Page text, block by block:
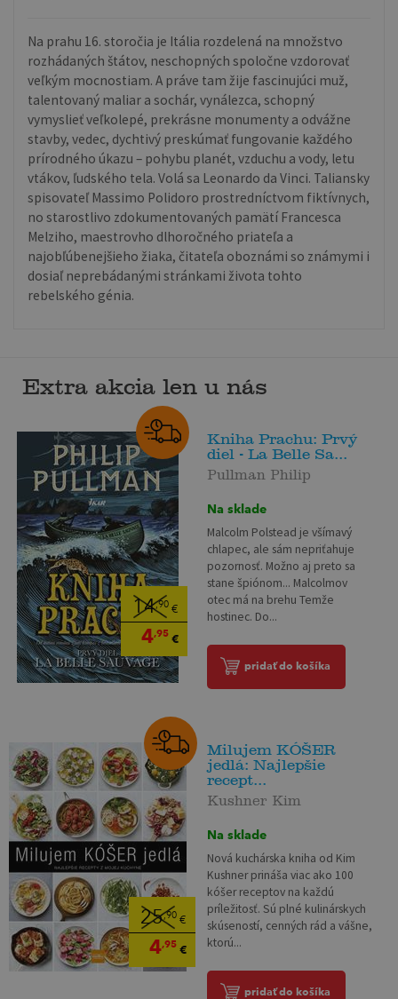
Na prahu 16. storočia je Itália rozdelená na množstvo
rozhádaných štátov, neschopných spoločne vzdorovať
veľkým mocnostiam. A práve tam žije fascinujúci muž,
talentovaný maliar a sochár, vynálezca, schopný
vymyslieť veľkolepé, prekrásne monumenty a odvážne
stavby, vedec, dychtivý preskúmať fungovanie každého
prírodného úkazu – pohybu planét, vzduchu a vody, letu
vtákov, ľudského tela. Volá sa Leonardo da Vinci. Taliansky
spisovateľ Massimo Polidoro prostredníctvom fiktívnych,
no starostlivo zdokumentovaných pamätí Francesca
Melziho, maestrovho dlhoročného priateľa a
najobľúbenejšieho žiaka, čitateľa oboznámi so známymi i
dosiaľ neprebádanými stránkami života tohto
rebelského génia.
Extra akcia len u nás
14,90€
4,95€
Kniha Prachu: Prvý
diel - La Belle Sa...
Pullman Philip
Na sklade
Malcolm Polstead je všímavý
chlapec, ale sám nepriťahuje
pozornosť. Možno aj preto sa
stane špiónom... Malcolmov
otec má na brehu Temže
hostinec. Do...
pridať do košíka
25,90€
4,95€
Milujem KÓŠER
jedlá: Najlepšie
recept...
Kushner Kim
Na sklade
Nová kuchárska kniha od Kim
Kushner prináša viac ako 100
kóšer receptov na každú
príležitosť. Sú plné kulinárskych
skúseností, cenných rád a vášne,
ktorú...
pridať do košíka